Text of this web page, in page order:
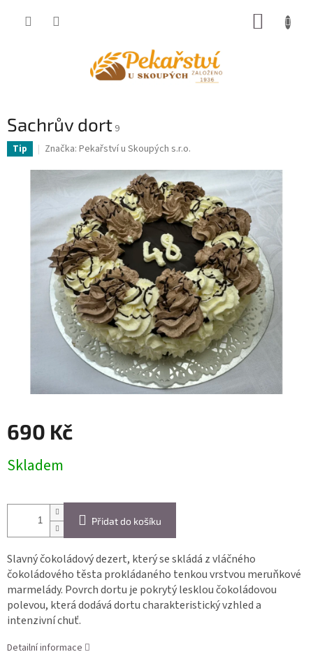
Sachrův dort 9
Tip Značka: Pekařství u Skoupých s.r.o.
690 Kč
cena:
Skladem
Přidat do košíku
Slavný čokoládový dezert, který se skládá z vláčného
čokoládového těsta prokládaného tenkou vrstvou meruňkové
marmelády. Povrch dortu je pokrytý lesklou čokoládovou
polevou, která dodává dortu charakteristický vzhled a
intenzivní chuť.
Detailní informace